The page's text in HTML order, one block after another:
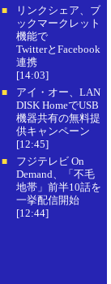
■
リンクシェア、ブ
ックマークレット
機能で
TwitterとFacebook
連携
[14:03]
■
アイ・オー、LAN
DISK HomeでUSB
機器共有の無料提
供キャンペーン
[12:45]
■
フジテレビ On
Demand、「不毛
地帯」前半10話を
一挙配信開始
[12:44]